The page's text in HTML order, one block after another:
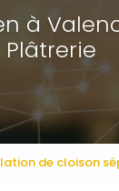
à
Plâtrerie
de cloison